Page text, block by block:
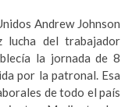
Andrew Johnson
lucha del trabajador
la jornada de 8
por la patronal. Esa
de todo el país